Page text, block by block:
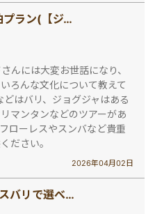
Toraja Misiliana Hotel宿泊プラン(【ジャカルタ発】 秘境・タナトラジャ（スラウェシ島）2泊3日ツアー)
んには大変お世話になり、
ろんな文化について教えて
はバリ、ジョグジャはある
マンタンなどのツアーがあ
ローレスやスンバなど貴重
ださい。
2026年04月02日
人気リゾート・ルネッサンスバリで選べる3コースディナー(人気の２大寺院巡りタナロット＆ウルワトゥ)